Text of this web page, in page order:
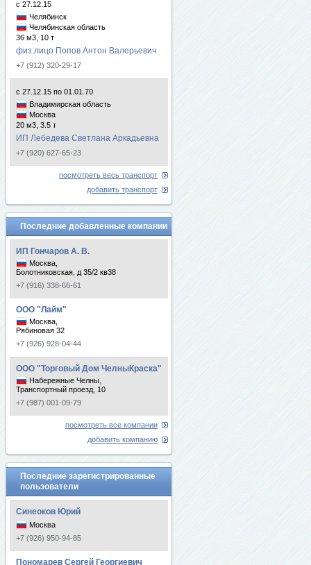
с 27.12.15
Челябинск
Челябинская область
36 м3, 10 т
физ.лицо Попов Антон Валерьевич
+7 (912) 320-29-17
с 27.12.15 по 01.01.70
Владимирская область
Москва
20 м3, 3.5 т
ИП Лебедева Светлана Аркадьевна
+7 (920) 627-65-23
посмотреть весь транспорт
добавить транспорт
Последние добавленные компании
ИП Гончаров А. В.
Москва,
Болотниковская, д 35/2 кв38
+7 (916) 338-66-61
ООО "Лайм"
Москва,
Рябиновая 32
+7 (926) 928-04-44
ООО "Торговый Дом ЧелныКраска"
Набережные Челны,
Транспортный проезд, 10
+7 (987) 001-09-79
посмотреть все компании
добавить компанию
Последние зарегистрированные
пользователи
Синеоков Юрий
Москва
+7 (926) 950-94-85
Пономарев Сергей Георгиевич